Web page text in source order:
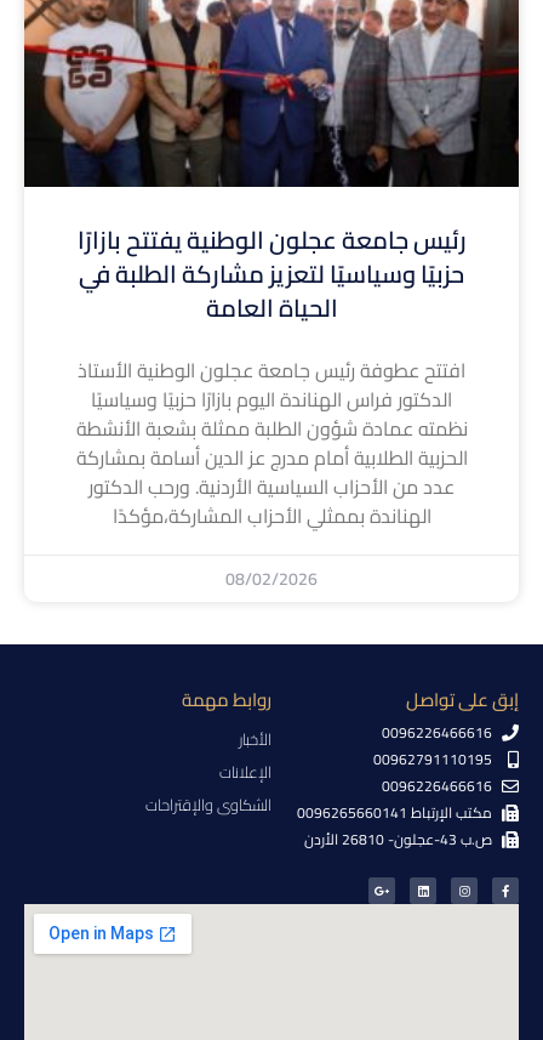
رئيس جامعة عجلون الوطنية يفتتح بازارًا
حزبيًا وسياسيًا لتعزيز مشاركة الطلبة في
الحياة العامة
افتتح عطوفة رئيس جامعة عجلون الوطنية الأستاذ
الدكتور فراس الهناندة اليوم بازارًا حزبيًا وسياسيًا
نظمته عمادة شؤون الطلبة ممثلة بشعبة الأنشطة
الحزبية الطلابية أمام مدرج عز الدين أسامة بمشاركة
عدد من الأحزاب السياسية الأردنية. ورحب الدكتور
الهناندة بممثلي الأحزاب المشاركة،مؤكدًا
08/02/2026
إبق على تواصل
0096226466616
00962791110195
0096226466616
مكتب الإرتباط 0096265660141
ص.ب 43-عجلون- 26810 الأردن
روابط مهمة
الأخبار
الإعلانات
الشكاوى والإقتراحات